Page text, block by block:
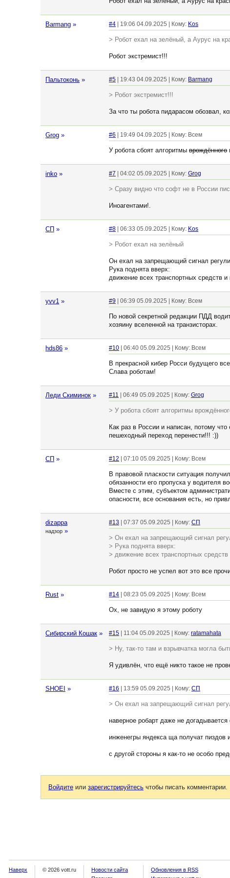
Barmang » #4 | 19:06 04.09.2025 | Кому: Kos
> Робот ехал на зелёный, а Аурус на
Робот экстремист!!!
Пальтоконь » #5 | 19:43 04.09.2025 | Кому: Barmang
> Робот экстремист!!!
За что ты робота пидарасом обозвал,
Grog » #6 | 19:49 04.09.2025 | Кому: Всем
У робота сбоят алгоритмы врождённого
inko » #7 | 04:02 05.09.2025 | Кому: Grog
> Сразу видно что софт не в России
Иноагентами!.
СП » #8 | 06:33 05.09.2025 | Кому: Kos
> Робот ехал на зелёный
Он ехал на запрещающий сигнал
Рука поднята вверх:
движение всех транспортных средств
yvv1 » #9 | 06:39 05.09.2025 | Кому: Всем
По новой секретной редакции ПДД
хозяину вселенной на транзисторах.
hds86 » #10 | 06:40 05.09.2025 | Кому: Всем
В прекрасной кибер Росси будущего
Слава роботам!
Леди Скиминок » #11 | 06:49 05.09.2025 | Кому: Grog
> У робота сбоят алгоритмы
Как раз в России и написан, потому
пешеходный переход перенести!!! :))
СП » #12 | 07:10 05.09.2025 | Кому: Всем
В правовой пласкости ситуация
обязанности его пропуска у водителя
Вместе с этим, субъектом
опасности, все основания есть, но
dizappa
надзор »
#13 | 07:37 05.09.2025 | Кому: СП
> Он ехал на запрещающий сигнал
> Рука поднята вверх:
> движение всех транспортных
Робот просто не успел вот это все
Rust » #14 | 08:23 05.09.2025 | Кому: Всем
Ох, не завидую я этому роботу
Сибирский Кошак » #15 | 11:04 05.09.2025 | Кому: ratamahata
> Ну, так-то там и взрывчатка могла
Я удивлён, что ещё никто такое не
SHOEI » #16 | 13:59 05.09.2025 | Кому: СП
> Он ехал на запрещающий сигнал
наверное робарт даже не
инженегры яндекса ща получат пиздов
с другой стороны я как-то не особо
Войдите или зарегистрируйтесь чтобы писать комментарии.
Наверх © 2026 vott.ru
Новости сайта
Обновления в RSS